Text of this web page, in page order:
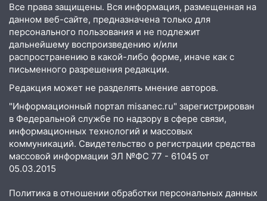
мошенники под видом преподавателя
14:12 Куда жаловаться ульяновцам на
упавшее дерево или затопленную улицу
после непогоды
В Новом городе ураганным
ветром сорвало опалубку со
строящегося дома
13:54 В мэрии Ульяновска рассказали,
как устраняют последствия мощного
шторма
13:49 Стихия продолжает крушить
Ульяновск: дерево рухнуло на дом на
Все права защищены. Вся информация, размещенная на
данном веб-сайте, предназначена только для
персонального пользования и не подлежит
дальнейшему воспроизведению и/или
распространению в какой-либо форме, иначе как с
письменного разрешения редакции.
Редакция может не разделять мнение авторов.
"Информационный портал misanec.ru" зарегистрирован
в Федеральной службе по надзору в сфере связи,
информационных технологий и массовых
коммуникаций. Свидетельство о регистрации средства
массовой информации ЭЛ №ФС 77 - 61045 от
05.03.2015
Политика в отношении обработки персональных данных